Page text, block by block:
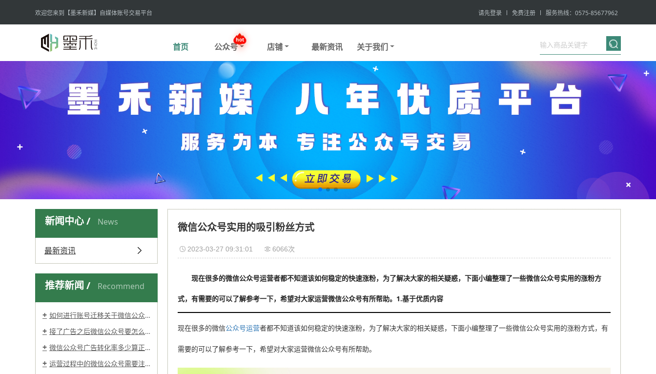
欢迎您来到【墨禾新媒】自媒体账号交易平台 请先登录 免费注册 服务热线：0575-85677962
首页
hot
公众号 店铺 最新资讯 关于我们
新闻中心 / News
最新资讯
推荐新闻 / Recommend
如何进行账号迁移关于微信公众号？迁移费用多少？
接了广告之后微信公众号要怎么创建发布？
微信公众号广告转化率多少算正常?
运营过程中的微信公众号需要注意哪些点？
微信公众号实用的吸引粉丝方式
2023-03-27 09:31:01 6066次
现在很多的微信公众号运营者都不知道该如何稳定的快速涨粉，为了解决大家的相关疑惑，下面小编整理了一些微信公众号实用的涨粉方
式，有需要的可以了解参考一下，希望对大家运营微信公众号有所帮助。1.基于优质内容
现在很多的微信公众号运营者都不知道该如何稳定的快速涨粉，为了解决大家的相关疑惑，下面小编整理了一些微信公众号实用的涨粉方式，有
需要的可以了解参考一下，希望对大家运营微信公众号有所帮助。